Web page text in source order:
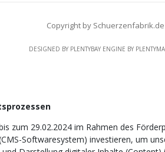
Copyright by Schuerzenfabrik.de
DESIGNED BY PLENTYBAYENGINE BY
zum 29.02.2024 im Rahmen des
Softwaresystem) investieren, um